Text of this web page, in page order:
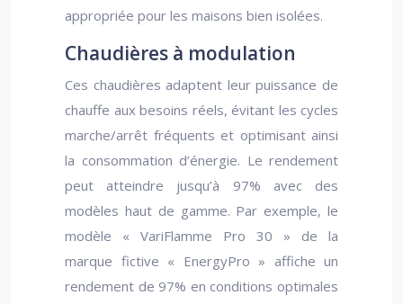
appropriée pour les maisons bien isolées.
Chaudières à modulation
Ces chaudières adaptent leur puissance de
chauffe aux besoins réels, évitant les cycles
marche/arrêt fréquents et optimisant ainsi
la consommation d’énergie. Le rendement
peut atteindre jusqu’à 97% avec des
modèles haut de gamme. Par exemple, le
modèle « VariFlamme Pro 30 » de la
marque fictive « EnergyPro » affiche un
rendement de 97% en conditions optimales